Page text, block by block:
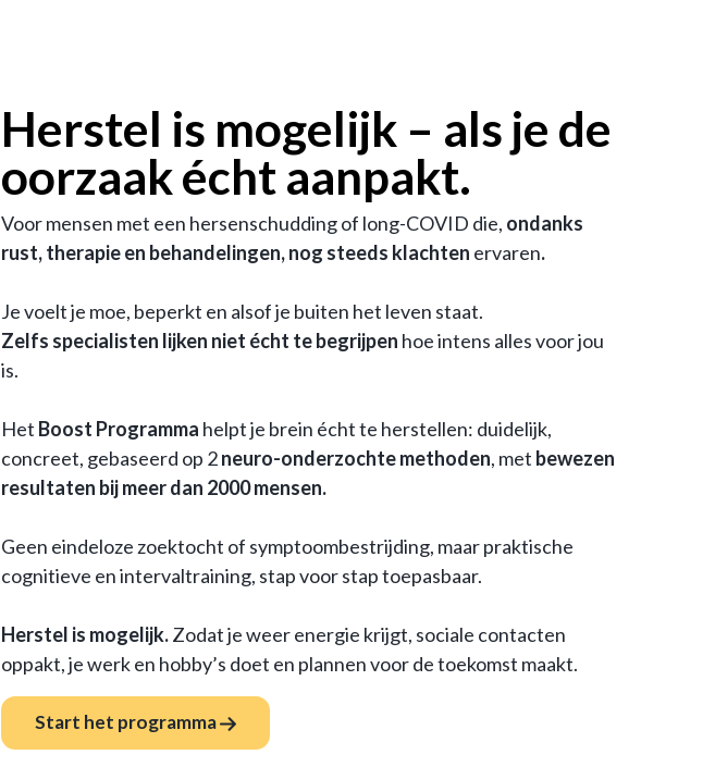
Herstel is mogelijk – als je de
oorzaak écht aanpakt.
Voor mensen met een hersenschudding of long-COVID die, ondanks
rust, therapie en behandelingen, nog steeds klachten ervaren.
Je voelt je moe, beperkt en alsof je buiten het leven staat.
Zelfs specialisten lijken niet écht te begrijpen hoe intens alles voor jou
is.
Het Boost Programma helpt je brein écht te herstellen: duidelijk,
concreet, gebaseerd op 2neuro-onderzochtemethoden, met bewezen
resultaten bij meer dan 2000 mensen.
Geen eindeloze zoektocht of symptoombestrijding, maar praktische
cognitieve en intervaltraining, stap voor stap toepasbaar.
Herstel is mogelijk.Zodat je weer energie krijgt, sociale contacten
oppakt, je werk en hobby’s doet en plannen voor de toekomst maakt.
Start het programma